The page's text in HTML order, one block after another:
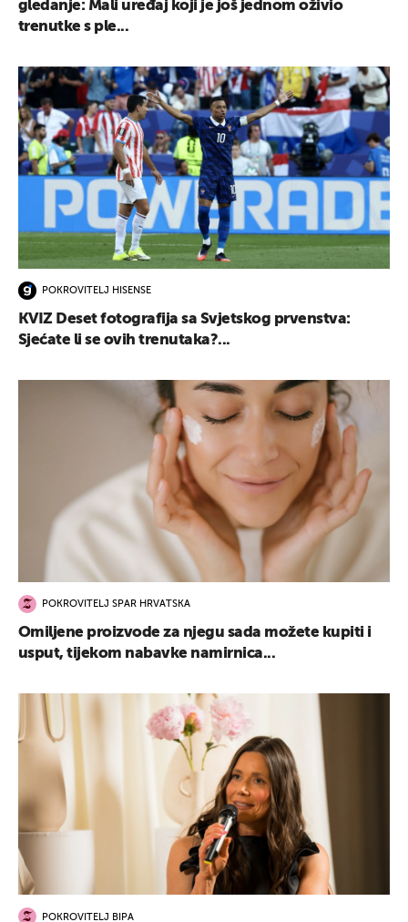
gledanje: Mali uređaj koji je još jednom oživio
trenutke s ple...
POKROVITELJ HISENSE
KVIZ Deset fotografija sa Svjetskog prvenstva:
Sjećate li se ovih trenutaka?...
POKROVITELJ SPAR HRVATSKA
Omiljene proizvode za njegu sada možete kupiti i
usput, tijekom nabavke namirnica...
POKROVITELJ BIPA